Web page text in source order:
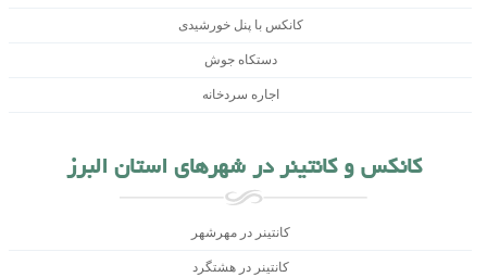
کانکس با پنل خورشیدی
دستکاه جوش
اجاره سردخانه
کانکس و کانتینر در شهرهای استان البرز
کانتینر در مهرشهر
کانتینر در هشتگرد